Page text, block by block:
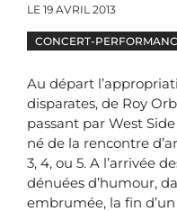
LE 19 AVRIL 2013
CONCERT-
Au départ
disparates, de Roy
passant par West
né de la rencontre
3, 4, ou 5. A l’arrivée
dénuées d’humour,
embrumée, la fin